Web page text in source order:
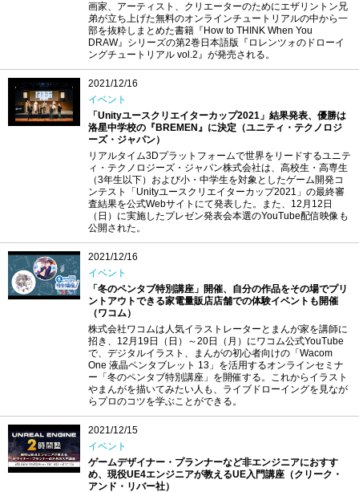
画家、アーティスト、クリエーターのためにエザリントン兄
弟が立ち上げた無料のオンラインチュートリアルの中から一
部を抜粋しまとめた書籍『How to THINK When You
DRAW』シリーズの第2巻日本語版『ロレンツォのドローイ
ングチュートリアル vol.2』が発売される。
2021/12/16
イベント
「Unityユースクリエイターカップ2021」結果発表、優勝は
洛星中学校の『BREMEN』に決定（ユニティ・テクノロジ
ーズ・ジャパン）
リアルタイム3Dプラットフォームで世界をリードするユニテ
ィ・テクノロジーズ・ジャパン株式会社は、高校生・高専生
（3年生以下）および小・中学生を対象としたゲーム開発コ
ンテスト「Unityユースクリエイターカップ2021」の最終審
査結果を公式Webサイトにて発表した。また、12月12日
（日）に実施したプレゼン発表会本選のYouTube配信映像も
公開された。
2021/12/16
イベント
「冬のペンタブ特別講座」開催、自分の作品をその場でプリ
ントアウトできる家電量販店店舗での体験イベントも開催
（ワコム）
株式会社ワコムは人気イラストレーターとまんが家を講師に
招き、12月19日（日）～20日（月）にワコム公式YouTube
で、デジタルイラスト、まんがの初心者向けの「Wacom
One 液晶ペンタブレット 13」を活用するオンラインセミナ
ー「冬のペンタブ特別講座」を開催する。これからイラスト
やまんがを描いてみたい人も、ライブドローイングを見なが
らプロのコツを学ぶことができる。
2021/12/15
イベント
ゲームデザイナー・プランナーなど非エンジニアにおすす
め、現役UE4エンジニアが教えるUE入門講座（クリーク・
アンド・リバー社）